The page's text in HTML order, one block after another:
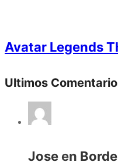
Avatar Legends
Ultimos
Jose en